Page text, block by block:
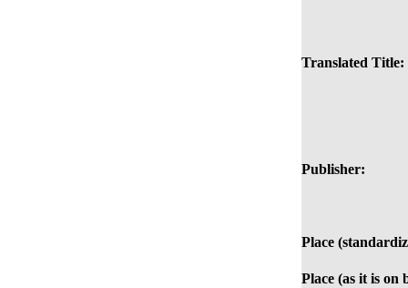
Translated Title:
Publisher:
Place
Place (as it is on